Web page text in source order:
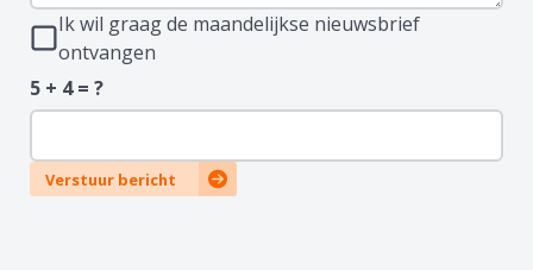
Ik wil graag de maandelijkse nieuwsbrief
ontvangen
5 + 4 = ?
Verstuur bericht